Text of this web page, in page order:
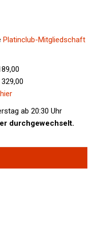
Platinclub-Mitgliedschaft
hier
ab 20:30 Uhr
durchgewechselt.